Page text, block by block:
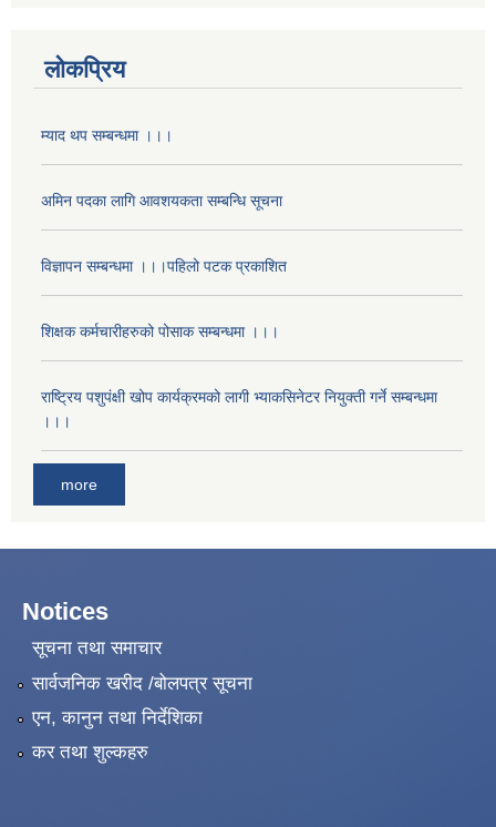
लोकप्रिय
म्याद थप सम्बन्धमा ।।।
अमिन पदका लागि आवशयकता सम्बन्धि सूचना
विज्ञापन सम्बन्धमा ।।।पहिलो पटक प्रकाशित
शिक्षक कर्मचारीहरुको पोसाक सम्बन्धमा ।।।
राष्ट्रिय पशुपंक्षी खोप कार्यक्रमको लागी भ्याकसिनेटर नियुक्ती गर्ने सम्बन्धमा
।।।
more
Notices
सूचना तथा समाचार
सार्वजनिक खरीद /बोलपत्र सूचना
एन, कानुन तथा निर्देशिका
कर तथा शुल्कहरु